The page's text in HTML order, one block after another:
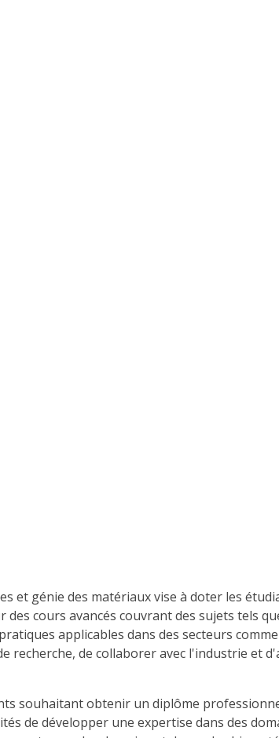
et génie des matériaux vise à doter les
cours avancés couvrant des sujets tels
applicables dans des secteurs
recherche, de collaborer avec l'industrie et
souhaitant obtenir un diplôme
de développer une expertise dans des